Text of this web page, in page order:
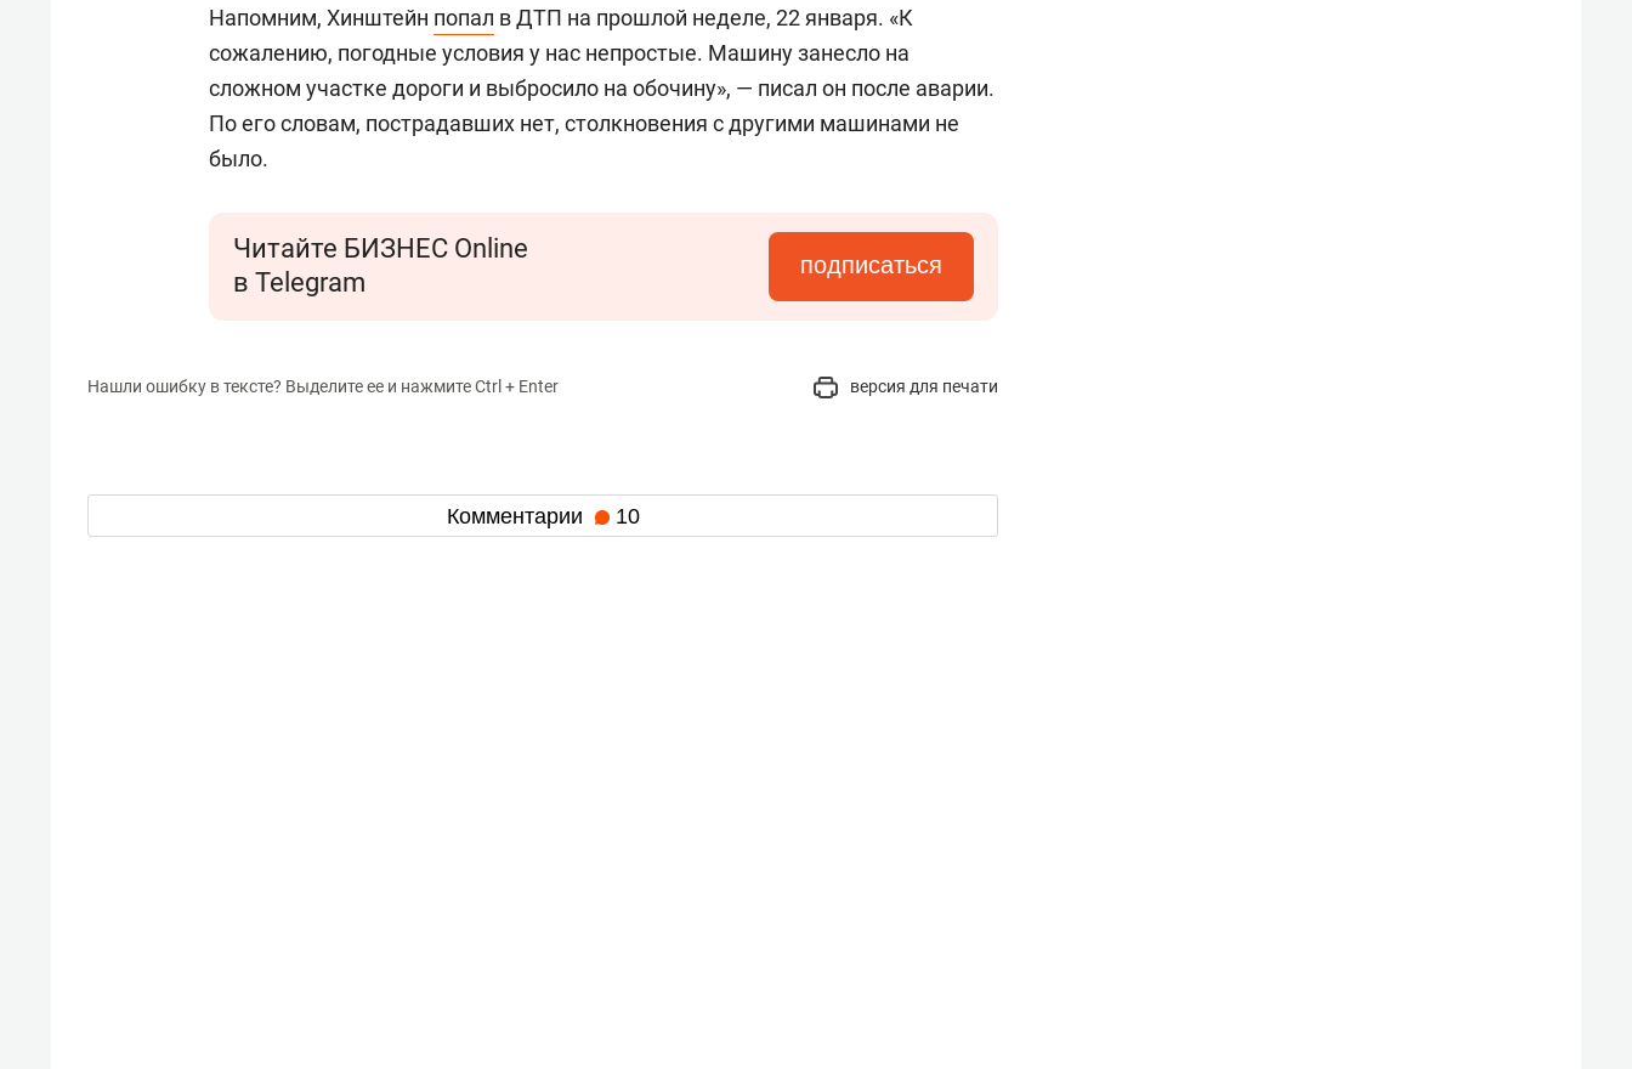
Напомним, Хинштейн попал в ДТП на прошлой неделе, 22 января. «К
сожалению, погодные условия у нас непростые. Машину занесло на
сложном участке дороги и выбросило на обочину», — писал он после аварии.
По его словам, пострадавших нет, столкновения с другими машинами не
было.
Читайте БИЗНЕС Online
в Telegram
подписаться
Нашли ошибку в тексте? Выделите ее и нажмите Ctrl + Enter версия для печати
Комментарии 10